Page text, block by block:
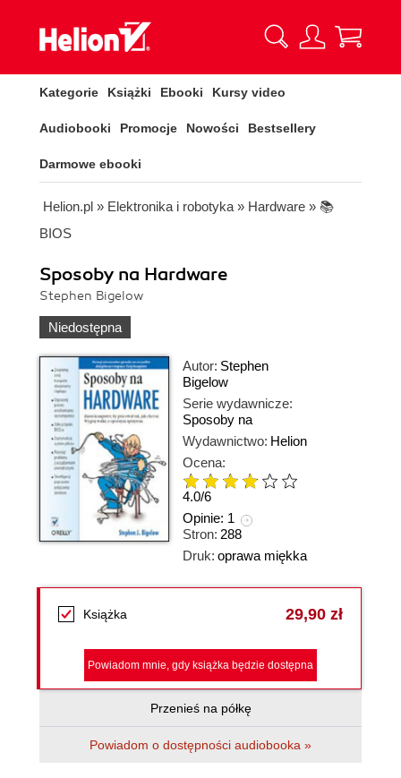
Kategorie Książki Ebooki Kursy video
Audiobooki Promocje Nowości Bestsellery
Darmowe ebooki
Helion.pl » Elektronika i robotyka » Hardware » 📚
BIOS
Sposoby na Hardware
Stephen Bigelow
Niedostępna
Autor: Stephen
Bigelow
Serie wydawnicze:
Sposoby na
Wydawnictwo: Helion
Ocena:
4.0/6
Opinie: 1
Stron: 288
Druk: oprawa miękka
Książka 29,90 zł
Powiadom mnie, gdy książka będzie dostępna
Przenieś na półkę
Powiadom o dostępności audiobooka »